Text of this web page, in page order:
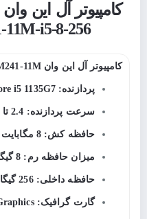
i5-8-256
کامپیوتر آل این وان All in One PC MSI AM241-11M
پردازنده: Intel Core i5 1135G7
سرعت پردازنده: 2.4 تا 4.2 گیگاهرتز
حافظه کش: 8 مگابایت
میزان حافظه رم: 8 گیگابایت DDR4
حافظه داخلی: 256 گیگابایت SSD
گارت گرافیک: Intel Iris Xe Graphics